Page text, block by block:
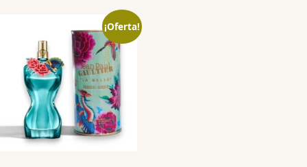
¡Oferta!